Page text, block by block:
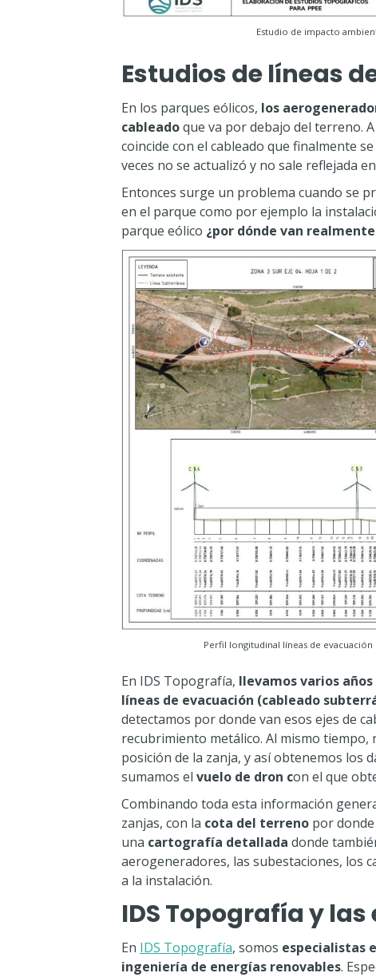
Estudio de impacto
Estudios de líneas
En los parques eólicos, los
cableadoque va por debajo del terreno.
coincide con el cableado que finalmente
veces no se actualizó y no sale reflejada
Entonces surge un problema cuando se
en el parque como por ejemplo la
parque eólico ¿por dónde van
Perfil longitudinal líneas de
En IDS Topografía, llevamos varios
líneas de evacuación (cableado
detectamos por donde van esos ejes de
recubrimiento metálico. Al mismo tiempo,
posición de la zanja, y así obtenemos los
sumamos el vuelo de dron con el que
Combinando toda esta información
zanjas, con la cota del terreno por
una cartografía detallada donde
aerogeneradores, las subestaciones, los
a la instalación.
IDS Topografía y
En IDS Topografía, somos especialistas
ingeniería de energías renovables.